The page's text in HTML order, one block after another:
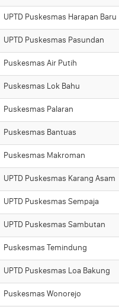
UPTD Puskesmas Harapan Baru
UPTD Puskesmas Pasundan
Puskesmas Air Putih
Puskesmas Lok Bahu
Puskesmas Palaran
Puskesmas Bantuas
Puskesmas Makroman
UPTD Puskesmas Karang Asam
UPTD Puskesmas Sempaja
UPTD Puskesmas Sambutan
Puskesmas Temindung
UPTD Puskesmas Loa Bakung
Puskesmas Wonorejo